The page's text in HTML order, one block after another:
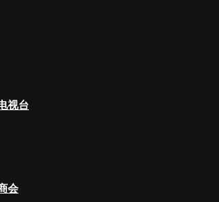
视台
会